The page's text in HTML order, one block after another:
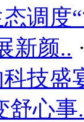
调度
新颜..
技盛
舒心事